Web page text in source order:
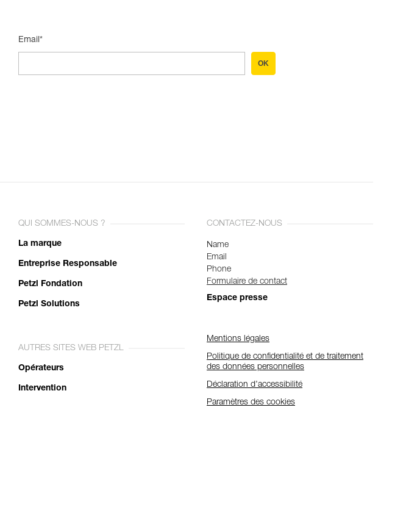
Email*
OK
QUI SOMMES-NOUS ?
La marque
Entreprise Responsable
Petzl Fondation
Petzl Solutions
AUTRES SITES WEB PETZL
Opérateurs
Intervention
CONTACTEZ-NOUS
Name
Email
Phone
Formulaire de contact
Espace presse
Mentions légales
Politique de confidentialité et de traitement
des données personnelles
Déclaration d'accessibilité
Paramètres des cookies